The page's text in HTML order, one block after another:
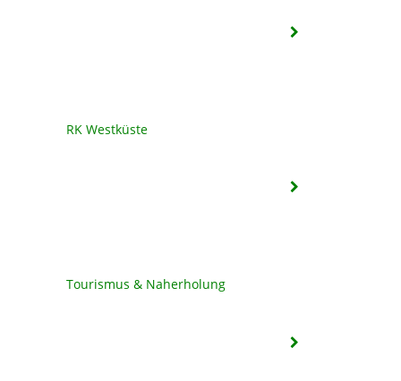
RK Westküste
Tourismus & Naherholung